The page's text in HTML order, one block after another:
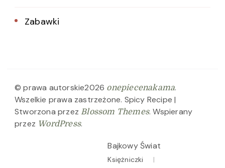
Zabawki
© prawa autorskie2026 onepiecenakama.
Wszelkie prawa zastrzeżone. Spicy Recipe |
Stworzona przez Blossom Themes. Wspierany
przez WordPress.
Bajkowy Świat
Księżniczki